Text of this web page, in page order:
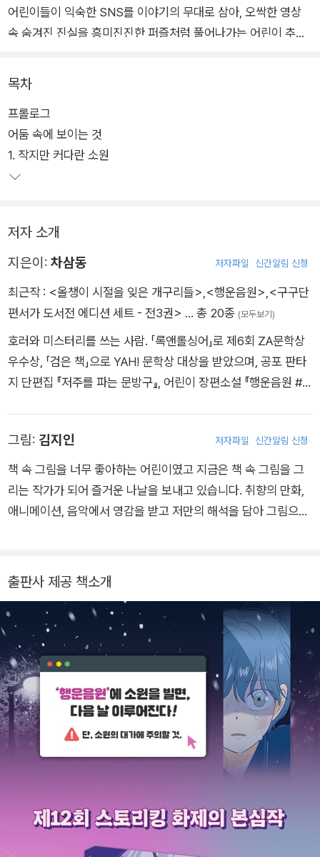
어린이들이 익숙한 SNS를 이야기의 무대로 삼아, 오싹한 영상
속 숨겨진 진실을 흥미진진한 퍼즐처럼 풀어나가는 어린이 추리
는 차삼동 작가의 글과 밝고 화사하면서도 서늘한 기운이 감도는
김지인 작가의 그림이 만나 으스스한 이야기 속으로 독자들을 끌
어들인다.
『행운음원』은 온라인 소설 플랫폼 브릿G에서 활발하게 작품 활
동을 하며 호러 미스터리 소설을 써 온 차삼동 작가가 처음으로
르의 애독자뿐만 아니라, 처음으로 장르를 접하는 어린이도 재미
있게 읽을 수 있는 책이다. 국내 최초 어린이 심사위원 제도를 도
화제작이기도 하다.
목차
프롤로그
어둠 속에 보이는 것
1. 작지만 커다란 소원
저자 소개
지은이: 차삼동 저자파일 신간알림 신청
최근작 : <올챙이 시절을 잊은 개구리들>,<행운음원>,<구구단
편서가 도서전 에디션 세트 - 전3권> … 총 20종 (모두보기)
호러와 미스터리를 쓰는 사람. 「록앤롤싱어」로 제6회 ZA문학상
우수상, 「검은 책」으로 YAH! 문학상 대상을 받았으며, 공포 판타
지 단편집 『저주를 파는 문방구』, 어린이 장편소설 『행운음원 #
그림: 김지인 저자파일 신간알림 신청
책 속 그림을 너무 좋아하는 어린이였고 지금은 책 속 그림을 그
리는 작가가 되어 즐거운 나날을 보내고 있습니다. 취향의 만화,
애니메이션, 음악에서 영감을 받고 저만의 해석을 담아 그림으로
시대가 성큼 다가온 지금, 미래에서 온 친구들을 그리며 새로운
멋진 여정을 앞으로도 기대 바랍니다.
출판사 제공 책소개